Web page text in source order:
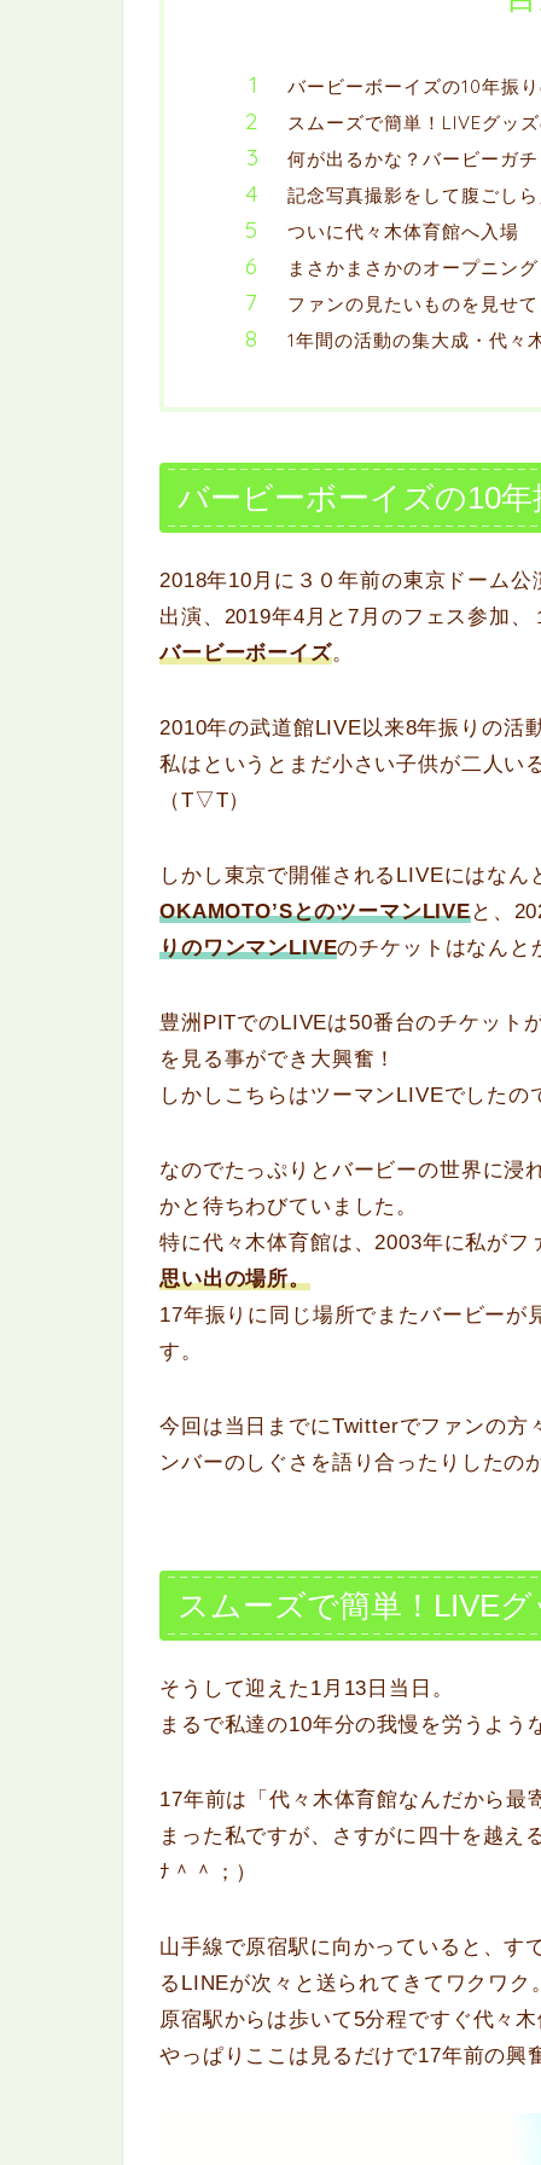
バービーボーイズの10年振
スムーズで簡単！LIVEグッ
何が出るかな？バービーガ
記念写真撮影をして腹ごし
ついに代々木体育館へ入場
まさかまさかのオープニン
ファンの見たいものを見せ
1年間の活動の集大成・代々
バービーボーイズの10
2018年10月に３０年前の東京ドーム
出演、2019年4月と7月のフェス参加
バービーボーイズ。
2010年の武道館LIVE以来8年振りの活
私はというとまだ小さい子供が二人い
（T▽T）
しかし東京で開催されるLIVEにはな
OKAMOTO’SとのツーマンLIVEと、
りのワンマンLIVEのチケットはなんと
豊洲PITでのLIVEは50番台のチケット
を見る事ができ大興奮！
しかしこちらはツーマンLIVEでした
なのでたっぷりとバービーの世界に浸
かと待ちわびていました。
特に代々木体育館は、2003年に私がフ
思い出の場所。
17年振りに同じ場所でまたバービー
す。
今回は当日までにTwitterでファンの方
ンバーのしぐさを語り合ったりしたの
スムーズで簡単！LIVE
そうして迎えた1月13日当日。
まるで私達の10年分の我慢を労うよ
17年前は「代々木体育館なんだから
まった私ですが、さすがに四十を越
ﾅ＾＾；）
山手線で原宿駅に向かっていると、す
るLINEが次々と送られてきてワクワク
原宿駅からは歩いて5分程ですぐ代々
やっぱりここは見るだけで17年前の興